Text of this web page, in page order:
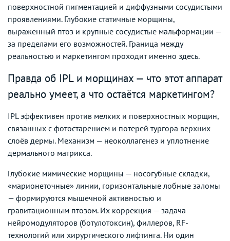
поверхностной пигментацией и диффузными сосудистыми
проявлениями. Глубокие статичные морщины,
выраженный птоз и крупные сосудистые мальформации —
за пределами его возможностей. Граница между
реальностью и маркетингом проходит именно здесь.
Правда об IPL и морщинах — что этот аппарат
реально умеет, а что остаётся маркетингом?
IPL эффективен против мелких и поверхностных морщин,
связанных с фотостарением и потерей тургора верхних
слоёв дермы. Механизм — неоколлагенез и уплотнение
дермального матрикса.
Глубокие мимические морщины — носогубные складки,
«марионеточные» линии, горизонтальные лобные заломы
— формируются мышечной активностью и
гравитационным птозом. Их коррекция — задача
нейромодуляторов (ботулотоксин), филлеров, RF-
технологий или хирургического лифтинга. Ни один